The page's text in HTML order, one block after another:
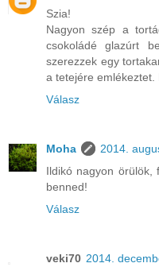
Szia!
Nagyon szép a
csokoládé glazúrt
szerezzek egy
a tetejére
Válasz
Moha
2014.
Ildikó nagyon örülök,
benned!
Válasz
veki70 2014.